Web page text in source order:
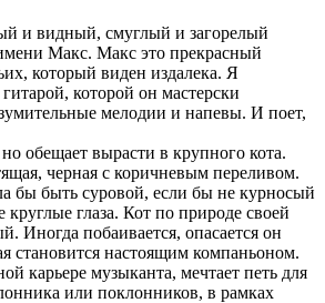
и видный, смуглый и загорелый
Макс. Макс это прекрасный
который виден издалека. Я
которой он мастерски
мелодии и напевы. И поет,
обещает вырасти в крупного кота.
черная с коричневым переливом.
бы быть суровой, если бы не курносый
глаза. Кот по природе своей
Иногда побаивается, опасается он
становится настоящим компаньоном.
карьере музыканта, мечтает петь для
или поклонников, в рамках